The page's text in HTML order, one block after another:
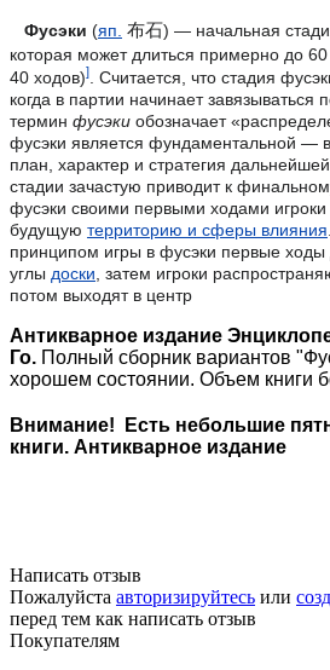
Фусэки (яп. 布石) — начальная
которая может длиться примерно до
40 ходов)]. Считается, что стадия
когда в партии начинает завязываться
термин фусэки обозначает
фусэки является фундаментальной —
план, характер и стратегия
стадии зачастую приводит к
фусэки своими первыми ходами
будущую территорию и сферы влияния
принципом игры в фусэки первые ходы
углы доски, затем игроки
потом выходят в центр
Антикварное издание
Го. Полный сборник вариантов
хорошем состоянии. Объем книги
Внимание! Есть небольшие
книги. Антикварное издание
Написать отзыв
Пожалуйста авторизируйтесь или
перед тем как написать отзыв
Покупателям